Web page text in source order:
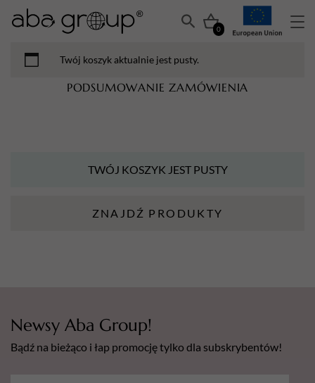
0
Twój koszyk aktualnie jest pusty.
PODSUMOWANIE ZAMÓWIENIA
TWÓJ KOSZYK JEST PUSTY
ZNAJDŹ PRODUKTY
Newsy Aba Group!
Bądź na bieżąco i łap promocję tylko dla subskrybentów!